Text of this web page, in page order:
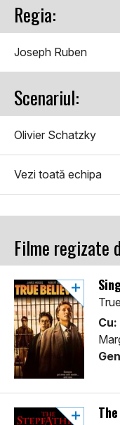
Regia:
Joseph Ruben
Scenariul:
Olivier Schatzky
Vezi toată echipa
Filme regizate
Cu: